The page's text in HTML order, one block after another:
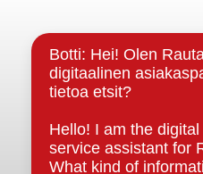
Strategiat, ohjelmat,
sopimukset
Asiakirjajulkisuuskuvaus
Evästeet
Saavutettavuusseloste